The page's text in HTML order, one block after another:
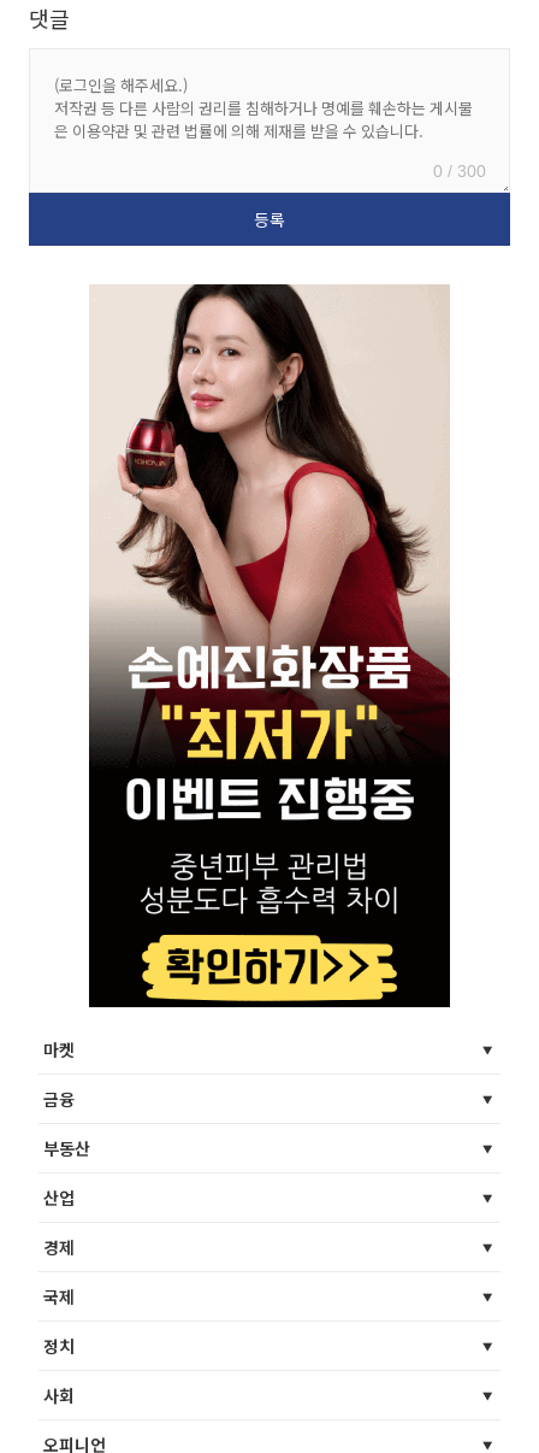
댓글
0 / 300
마켓
금융
부동산
산업
경제
국제
정치
사회
오피니언